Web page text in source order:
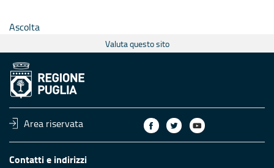
Ascolta
Valuta questo sito
Area riservata
Contatti e indirizzi